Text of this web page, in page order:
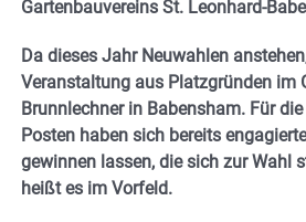
Gartenbauvereins St. Leonhard-
Da dieses Jahr Neuwahlen
Veranstaltung aus Platzgründen im
Brunnlechner in Babensham. Für
Posten haben sich bereits
gewinnen lassen, die sich zur Wahl
heißt es im Vorfeld.